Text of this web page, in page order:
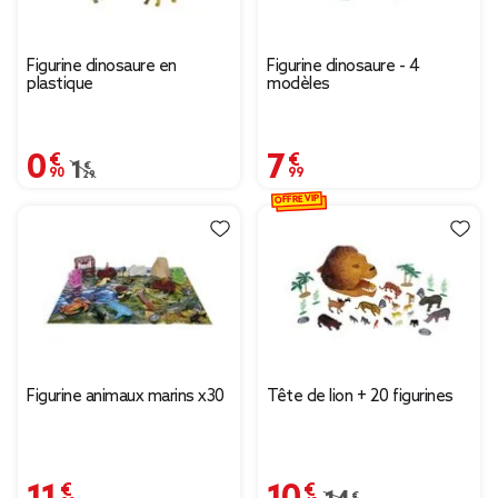
Figurine dinosaure en
plastique
0,90 €
Prix remisé de 1,29 € à 0,90 €
1,29 €
Figurine dinosaure - 4
modèles
7,99 €
Figurine animaux marins x30
11,90 €
Tête de lion + 20 figurines
10,43 €
OFFRE VIP